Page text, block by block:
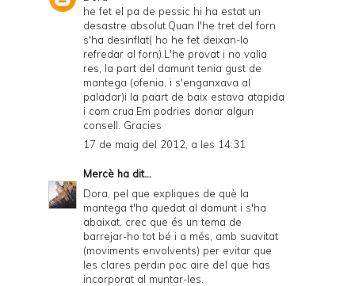
he fet el pa de pessic hi ha estat un
desastre absolut.Quan l'he tret del forn
s'ha desinflat( ho he fet deixan-lo
refredar al forn).L'he provat i no valia
res, la part del damunt tenia gust de
mantega (ofenia, i s'enganxava al
paladar)i la paart de baix estava atapida
i com crua.Em podries donar algun
consell. Gracies
17 de maig del 2012, a les 14:31
Mercè ha dit...
Dora, pel que expliques de què la
mantega t'ha quedat al damunt i s'ha
abaixat, crec que és un tema de
barrejar-ho tot bé i a més, amb suavitat
(moviments envolvents) per evitar que
les clares perdin poc aire del que has
incorporat al muntar-les.